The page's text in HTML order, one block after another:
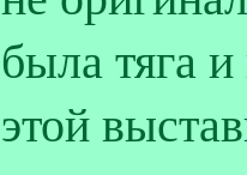
была тяга
этой